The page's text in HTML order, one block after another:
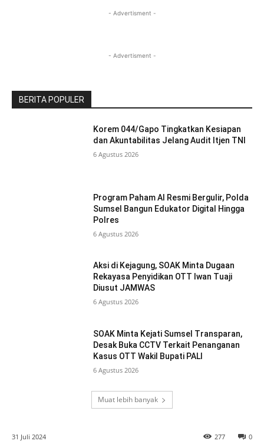
- Advertisment -
- Advertisment -
BERITA POPULER
Korem 044/Gapo Tingkatkan Kesiapan
dan Akuntabilitas Jelang Audit Itjen TNI
6 Agustus 2026
Program Paham AI Resmi Bergulir, Polda
Sumsel Bangun Edukator Digital Hingga
Polres
6 Agustus 2026
Aksi di Kejagung, SOAK Minta Dugaan
Rekayasa Penyidikan OTT Iwan Tuaji
Diusut JAMWAS
6 Agustus 2026
SOAK Minta Kejati Sumsel Transparan,
Desak Buka CCTV Terkait Penanganan
Kasus OTT Wakil Bupati PALI
6 Agustus 2026
Muat lebih banyak
31 Juli 2024 0
277